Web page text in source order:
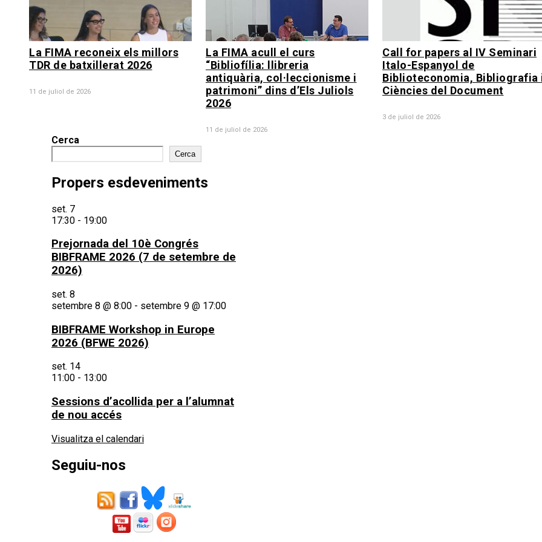
La FIMA reconeix els millors
TDR de batxillerat 2026
11 de juliol de 2026
La FIMA acull el curs
“Bibliofília: llibreria
antiquària, col·leccionisme i
patrimoni” dins d’Els Juliols
2026
11 de juliol de 2026
Call for papers al IV Seminari
Italo-Espanyol de
Biblioteconomia, Bibliografia
Ciències del Document
3 de juliol de 2026
Cerca
Cerca
Propers esdeveniments
set. 7
17:30 - 19:00
Prejornada del 10è Congrés
BIBFRAME 2026 (7 de setembre de
2026)
set. 8
setembre 8 @ 8:00 - setembre 9 @ 17:00
BIBFRAME Workshop in Europe
2026 (BFWE 2026)
set. 14
11:00 - 13:00
Sessions d’acollida per a l’alumnat
de nou accés
Visualitza el calendari
Seguiu-nos